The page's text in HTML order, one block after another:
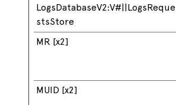
LogsDatabaseV2:V#||LogsReque
stsStore
MR [x2]
MUID [x2]